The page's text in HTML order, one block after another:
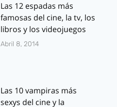
Las 12 espadas más
famosas del cine, la tv, los
libros y los videojuegos
Abril 8, 2014
Las 10 vampiras más
sexys del cine y la